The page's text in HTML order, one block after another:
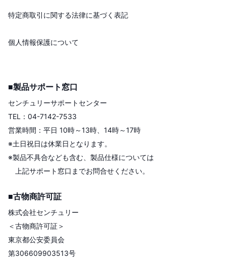
特定商取引に関する法律に基づく表記
個人情報保護について
■製品サポート窓口
センチュリーサポートセンター
TEL：04-7142-7533
営業時間：平日 10時～13時、14時～17時
※土日祝日は休業日となります。
※製品不具合なども含む、製品仕様については
上記サポート窓口までお問合せください。
■古物商許可証
株式会社センチュリー
＜古物商許可証＞
東京都公安委員会
第306609903513号